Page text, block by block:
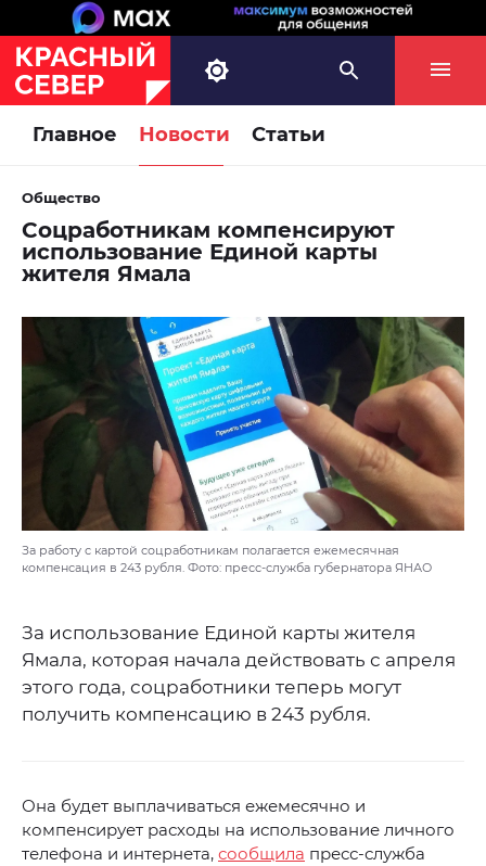
Главное Новости Статьи
Общество
Соцработникам компенсируют
использование Единой карты
жителя Ямала
За работу с картой соцработникам полагается ежемесячная
компенсация в 243 рубля. Фото: пресс-служба губернатора ЯНАО
За использование Единой карты жителя
Ямала, которая начала действовать с апреля
этого года, соцработники теперь могут
получить компенсацию в 243 рубля.
Она будет выплачиваться ежемесячно и
компенсирует расходы на использование личного
телефона и интернета, сообщила пресс-служба